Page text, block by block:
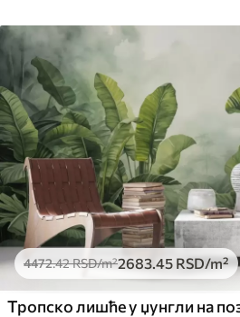
4472.42RSD/m²2683 .45 RSD/m²